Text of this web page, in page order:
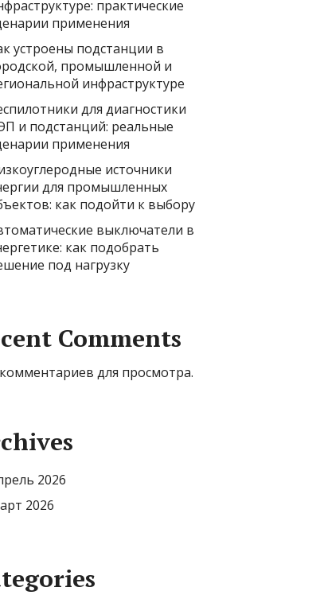
практические
применения
устроены подстанции в
промышленной и
инфраструктуре
для диагностики
и подстанций: реальные
применения
источники
для промышленных
как подойти к выбору
выключатели в
как подобрать
под нагрузку
Comments
для просмотра.
2026
2026